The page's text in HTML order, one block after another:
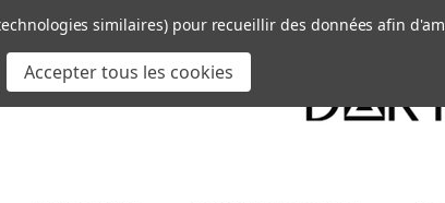
similaires) pour recueillir des données afin
Accepter tous les cookies